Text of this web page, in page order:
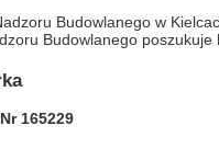
Budowlanego w
Budowlanego
165229